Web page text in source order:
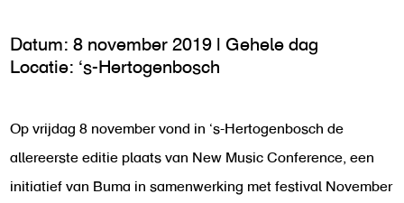
Datum: 8 november 2019 | Gehele dag
Locatie: ‘s-Hertogenbosch
Op vrijdag 8 november vond in ‘s-Hertogenbosch de
allereerste editie plaats van New Music Conference, een
initiatief van Buma in samenwerking met festival November